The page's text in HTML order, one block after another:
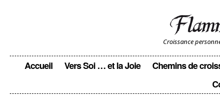
Croissance
Accueil Vers Soi … et la Joie
Chemins de